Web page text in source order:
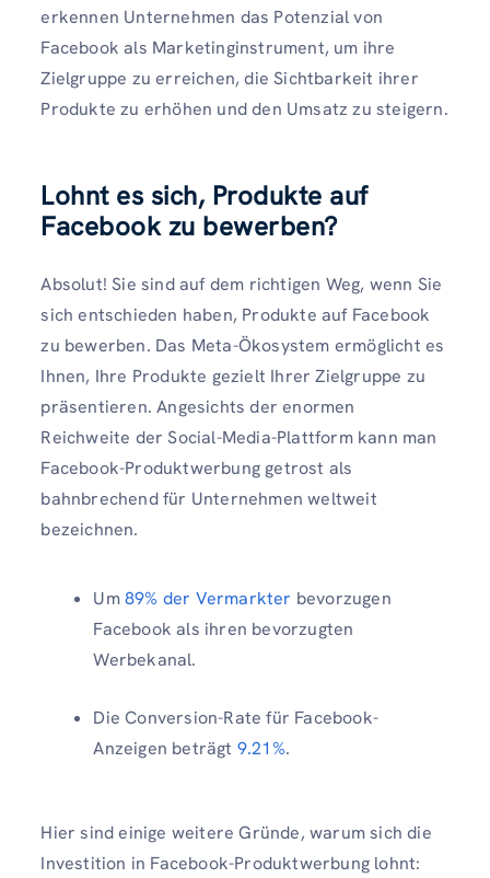
erkennen Unternehmen das Potenzial von
Facebook als Marketinginstrument, um ihre
Zielgruppe zu erreichen, die Sichtbarkeit ihrer
Produkte zu erhöhen und den Umsatz zu steigern.
Lohnt es sich, Produkte auf
Facebook zu bewerben?
Absolut! Sie sind auf dem richtigen Weg, wenn Sie
sich entschieden haben, Produkte auf Facebook
zu bewerben. Das Meta-Ökosystem ermöglicht es
Ihnen, Ihre Produkte gezielt Ihrer Zielgruppe zu
präsentieren. Angesichts der enormen
Reichweite der Social-Media-Plattform kann man
Facebook-Produktwerbung getrost als
bahnbrechend für Unternehmen weltweit
bezeichnen.
Um89% der Vermarkter bevorzugen
Facebook als ihren bevorzugten
Werbekanal.
Die Conversion-Rate für Facebook-
Anzeigen beträgt 9.21%.
Hier sind einige weitere Gründe, warum sich die
Investition in Facebook-Produktwerbung lohnt: